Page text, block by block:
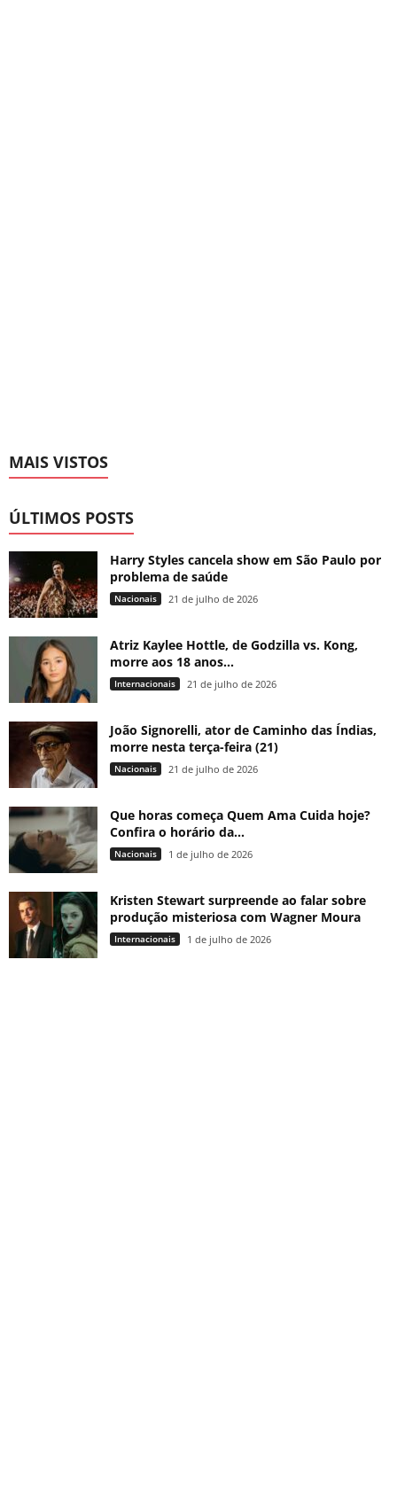
MAIS VISTOS
ÚLTIMOS POSTS
Harry Styles cancela show em São Paulo por
problema de saúde
Nacionais 21 de julho de 2026
Atriz Kaylee Hottle, de Godzilla vs. Kong,
morre aos 18 anos...
Internacionais 21 de julho de 2026
João Signorelli, ator de Caminho das Índias,
morre nesta terça-feira (21)
Nacionais 21 de julho de 2026
Que horas começa Quem Ama Cuida hoje?
Confira o horário da...
Nacionais 1 de julho de 2026
Kristen Stewart surpreende ao falar sobre
produção misteriosa com Wagner Moura
Internacionais 1 de julho de 2026